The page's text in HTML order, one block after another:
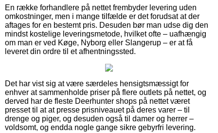
En række forhandlere på nettet frembyder levering uden
omkostninger, men i mange tilfælde er det forudsat at der
aftages for en bestemt pris. Desuden bør man udse dig den
mindst kostelige leveringsmetode, hvilket ofte – uafhængig
om man er ved Køge, Nyborg eller Slangerup – er at få
leveret din ordre til et afhentningssted.
Det har vist sig at være særdeles hensigtsmæssigt for
enhver at sammenholde priser på flere outlets på nettet, og
derved har de fleste Deerhunter shops på nettet været
presset til at at presse prisniveauet på deres varer – til
drenge og piger, og desuden også til damer og herrer –
voldsomt, og endda nogle gange sikre gebyrfri levering.